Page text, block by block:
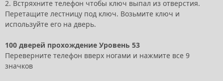
2. Встряхните телефон чтобы ключ выпал из отверстия.
Перетащите лестницу под ключ. Возьмите ключ и
используйте его на дверь.
100 дверей прохождение Уровень 53
Переверните телефон вверх ногами и нажмите все 9
значков